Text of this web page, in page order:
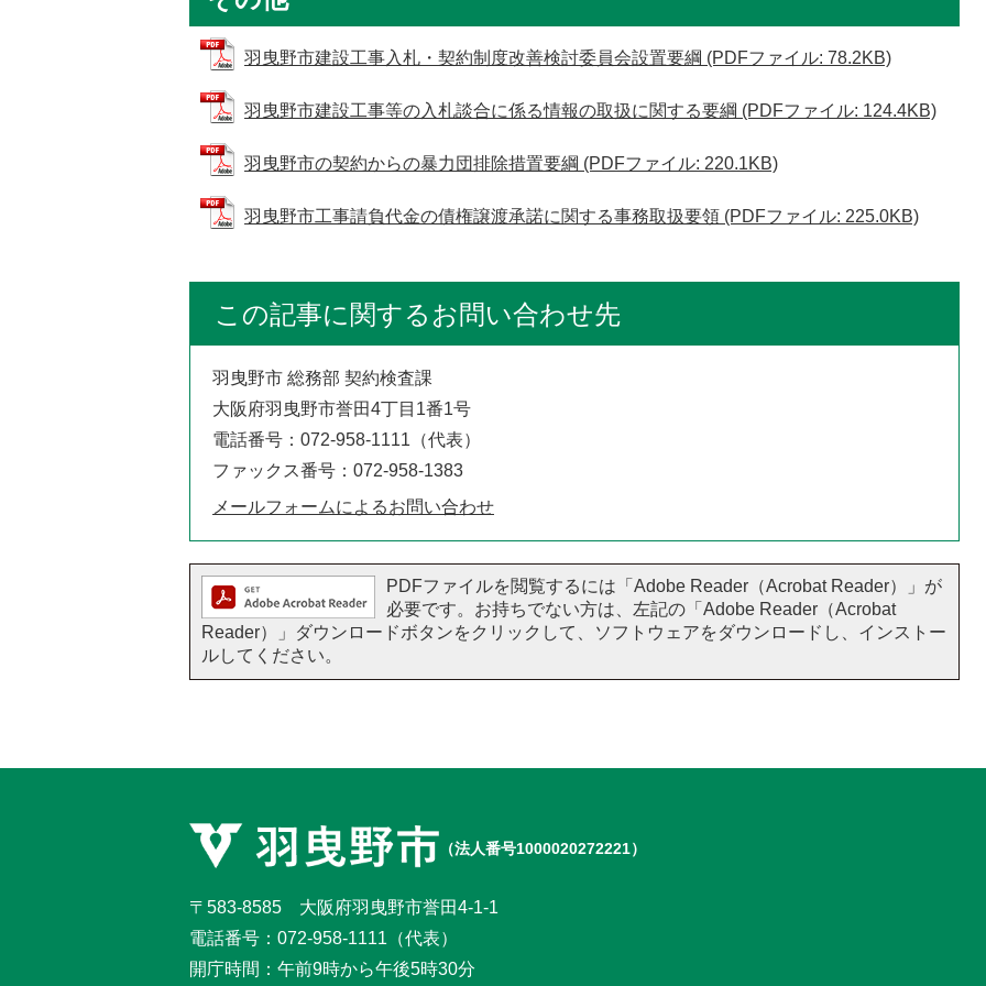
羽曳野市建設工事入札・契約制度改善検討委員会設置要綱 (PDFファイル: 78.2KB)
羽曳野市建設工事等の入札談合に係る情報の取扱に関する要綱 (PDFファイル: 124.4KB)
羽曳野市の契約からの暴力団排除措置要綱 (PDFファイル: 220.1KB)
羽曳野市工事請負代金の債権譲渡承諾に関する事務取扱要領 (PDFファイル: 225.0KB)
この記事に関するお問い合わせ先
羽曳野市 総務部 契約検査課
大阪府羽曳野市誉田4丁目1番1号
電話番号：072-958-1111（代表）
ファックス番号：072-958-1383
メールフォームによるお問い合わせ
PDFファイルを閲覧するには「Adobe Reader（Acrobat Reader）」が
必要です。お持ちでない方は、左記の「Adobe Reader（Acrobat
Reader）」ダウンロードボタンをクリックして、ソフトウェアをダウンロードし、インストー
ルしてください。
（法人番号1000020272221）
〒583-8585 大阪府羽曳野市誉田4-1-1
電話番号： 072-958-1111 （代表）
開庁時間：午前9時から午後5時30分